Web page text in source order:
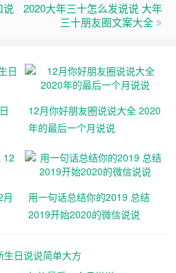
说
2020大年三十怎么发说说 大年
三十朋友圈文案大全
12月你好朋友圈说说大全 2020
年的最后一个月说说
用一句话总结你的2019 总结
2019开始2020的微信说说
生日说说简单大方